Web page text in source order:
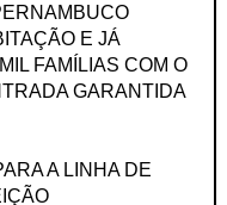
E JÁ
FAMÍLIAS COM O
GARANTIDA
A LINHA DE